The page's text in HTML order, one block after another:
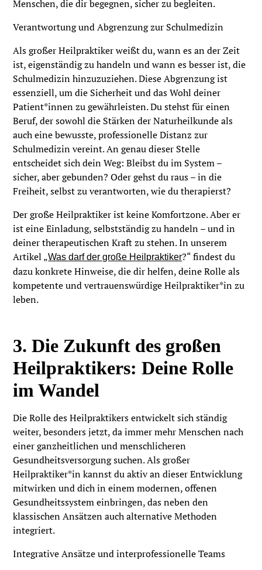
Menschen, die dir begegnen, sicher zu begleiten.
Verantwortung und Abgrenzung zur Schulmedizin
Als großer Heilpraktiker weißt du, wann es an der Zeit
ist, eigenständig zu handeln und wann es besser ist, die
Schulmedizin hinzuzuziehen. Diese Abgrenzung ist
essenziell, um die Sicherheit und das Wohl deiner
Patient*innen zu gewährleisten. Du stehst für einen
Beruf, der sowohl die Stärken der Naturheilkunde als
auch eine bewusste, professionelle Distanz zur
Schulmedizin vereint. An genau dieser Stelle
entscheidet sich dein Weg: Bleibst du im System –
sicher, aber gebunden? Oder gehst du raus – in die
Freiheit, selbst zu verantworten, wie du therapierst?
Der große Heilpraktiker ist keine Komfortzone. Aber er
ist eine Einladung, selbstständig zu handeln – und in
deiner therapeutischen Kraft zu stehen. In unserem
Artikel „Was darf der große Heilpraktiker?“ findest du
dazu konkrete Hinweise, die dir helfen, deine Rolle als
kompetente und vertrauenswürdige Heilpraktiker*in zu
leben.
3. Die Zukunft des großen
Heilpraktikers: Deine Rolle
im Wandel
Die Rolle des Heilpraktikers entwickelt sich ständig
weiter, besonders jetzt, da immer mehr Menschen nach
einer ganzheitlichen und menschlicheren
Gesundheitsversorgung suchen. Als großer
Heilpraktiker*in kannst du aktiv an dieser Entwicklung
mitwirken und dich in einem modernen, offenen
Gesundheitssystem einbringen, das neben den
klassischen Ansätzen auch alternative Methoden
integriert.
Integrative Ansätze und interprofessionelle Teams